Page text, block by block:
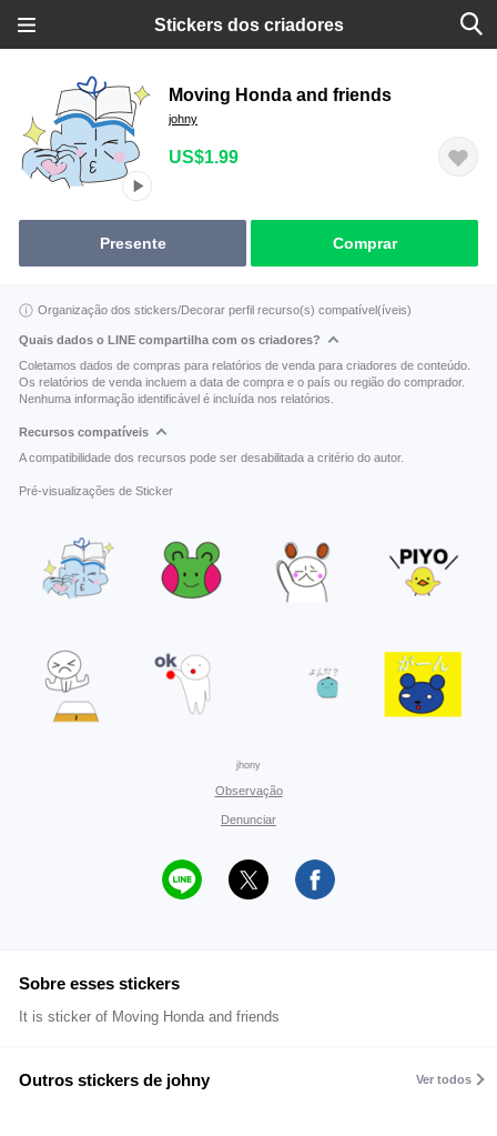
Stickers dos criadores
Moving Honda and friends
johny
US$1.99
Presente Comprar
Organização dos stickers/Decorar perfil recurso(s) compatível(íveis)
Quais dados o LINE compartilha com os criadores?
Coletamos dados de compras para relatórios de venda para criadores de conteúdo.
Os relatórios de venda incluem a data de compra e o país ou região do comprador.
Nenhuma informação identificável é incluída nos relatórios.
Recursos compatíveis
A compatibilidade dos recursos pode ser desabilitada a critério do autor.
Pré-visualizações de Sticker
jhony
Observação
Denunciar
Sobre esses stickers
It is sticker of Moving Honda and friends
Outros stickers de johny Ver todos